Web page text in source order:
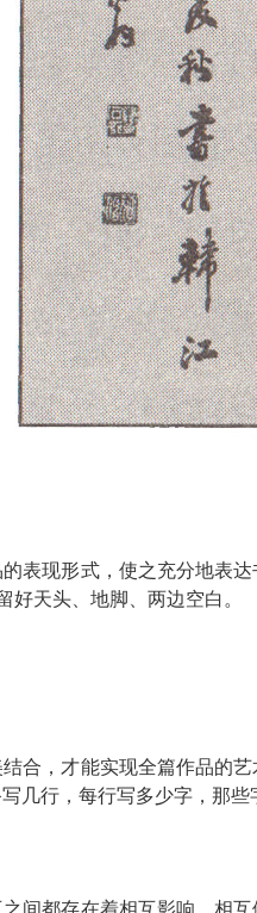
表现形式，使之充分地表
好天头、地脚、两边空白。
合，才能实现全篇作品的
几行，每行写多少字，那
间都存在着相互影响、相